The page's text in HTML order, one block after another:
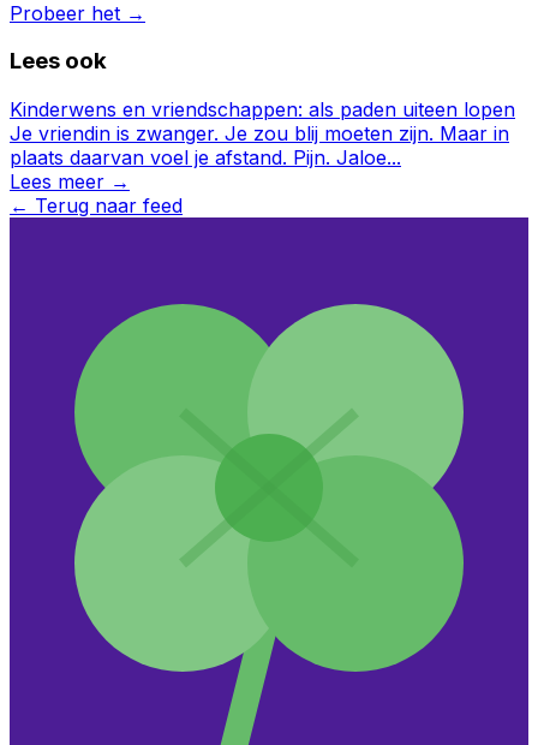
Probeer het →
Lees ook
Kinderwens en vriendschappen: als paden uiteen lopen
Je vriendin is zwanger. Je zou blij moeten zijn. Maar in
plaats daarvan voel je afstand. Pijn. Jaloe...
Lees meer →
← Terug naar feed